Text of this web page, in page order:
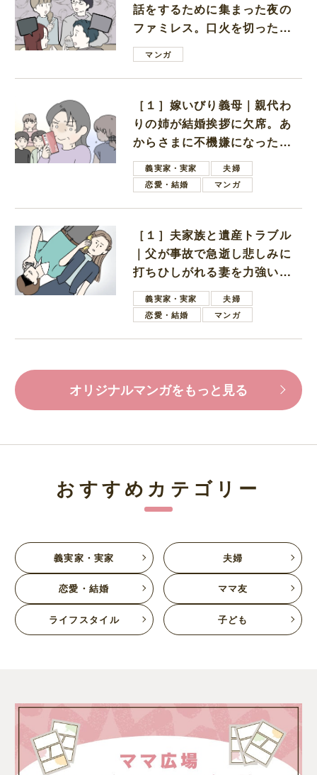
話をするために集まった夜の
ファミレス。口火を切ったの
は電車好きの男の子ママ
マンガ
［１］嫁いびり義母｜親代わ
りの姉が結婚挨拶に欠席。あ
からさまに不機嫌になった義
母義実家・実家
夫婦
恋愛・結婚
マンガ
［１］夫家族と遺産トラブル
｜父が事故で急逝し悲しみに
打ちひしがれる妻を力強い言
葉で励ます夫
義実家・実家
夫婦
恋愛・結婚
マンガ
オリジナルマンガをもっと見る
おすすめカテゴリー
義実家・実家 夫婦
恋愛・結婚 ママ友
ライフスタイル 子ども